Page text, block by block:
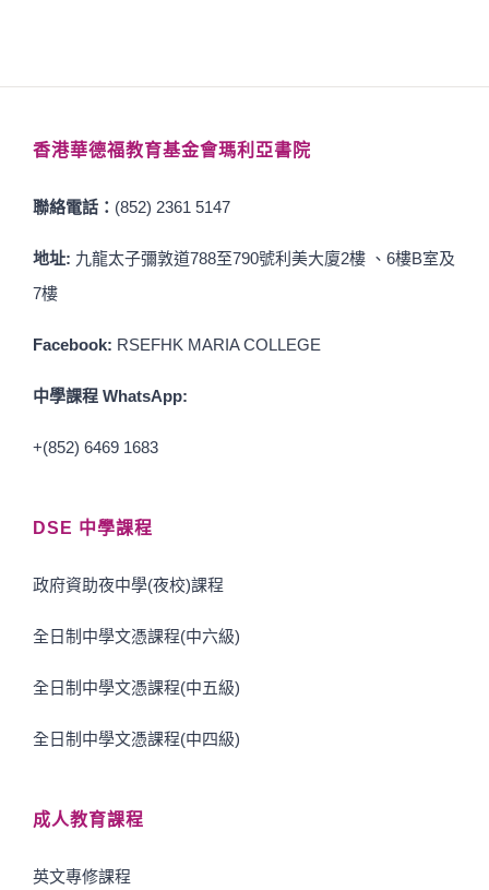
香港華德福教育基金會瑪利亞書院
聯絡電話： (852) 2361 5147
地址: 九龍太子彌敦道788至790號利美大廈2樓 、6樓B室及
7樓
Facebook: RSEFHK MARIA COLLEGE
中學課程 WhatsApp:
+(852) 6469 1683
DSE 中學課程
政府資助夜中學(夜校)課程
全日制中學文憑課程(中六級)
全日制中學文憑課程(中五級)
全日制中學文憑課程(中四級)
成人教育課程
英文專修課程